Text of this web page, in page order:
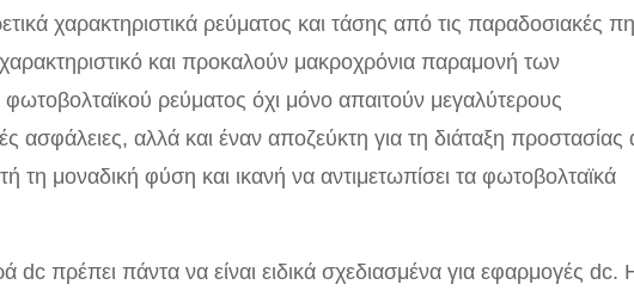
χαρακτηριστικά ρεύματος και τάσης από τις παραδοσιακές
και προκαλούν μακροχρόνια παραμονή των
ρεύματος όχι μόνο απαιτούν μεγαλύτερους
ασφάλειες, αλλά και έναν αποζεύκτη για τη διάταξη προστασίας
τη μοναδική φύση και ικανή να αντιμετωπίσει τα φωτοβολταϊκά
dc πρέπει πάντα να είναι ειδικά σχεδιασμένα για εφαρμογές dc.